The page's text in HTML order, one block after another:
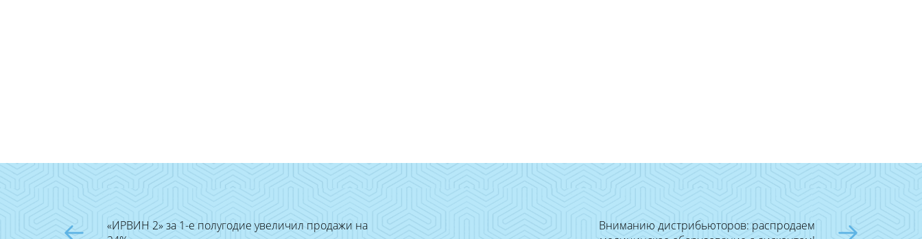
«ИРВИН 2» за 1-е полугодие увеличил продажи на
Вниманию дистрибьюторов: распродаем